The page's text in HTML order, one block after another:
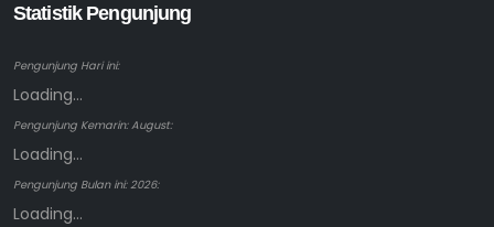
Statistik Pengunjung
Pengunjung Hari ini:
Loading...
Pengunjung Kemarin: August:
Loading...
Pengunjung Bulan ini: 2026:
Loading...